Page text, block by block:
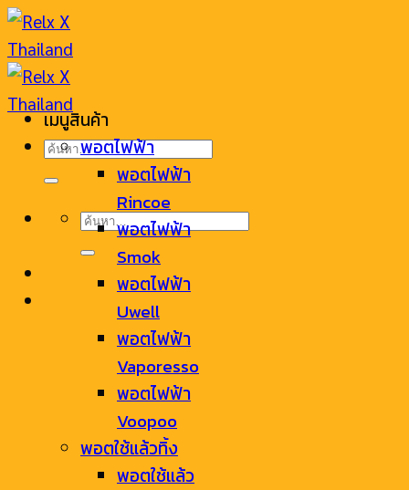
Skip
to
content
ค้นหา:
ค้นหา:
เมนูสินค้า
พอตไฟฟ้า
พอตไฟฟ้า
Rincoe
พอตไฟฟ้า
Smok
พอตไฟฟ้า
Uwell
พอตไฟฟ้า
Vaporesso
พอตไฟฟ้า
Voopoo
พอตใช้แล้วทิ้ง
พอตใช้แล้ว